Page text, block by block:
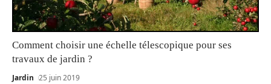
Comment choisir une échelle télescopique pour ses
travaux de jardin ?
Jardin 25 juin 2019